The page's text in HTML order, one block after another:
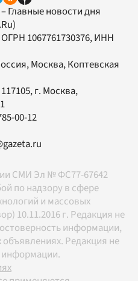
Главные новости дня
ОГРН 1067761730376, ИНН
Москва, Коптевская
117105, г. Москва,
00-12
СМИ Эл № ФС77-67642
по надзору в сфере
и массовых
10.11.2016 г. Редакция не
информации,
Редакция не
информации.